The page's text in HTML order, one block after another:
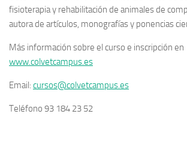
fisioterapia y rehabilitación de animales de
autora de artículos, monografías y ponencias
Más información sobre el curso e inscripción en
www.colvetcampus.es
Email: cursos@colvetcampus.es
Teléfono 93 184 23 52